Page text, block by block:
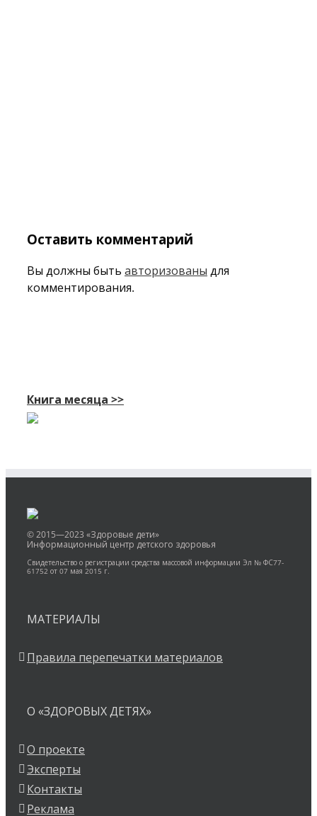
Оставить комментарий
Вы должны быть авторизованы для
комментирования.
Книга месяца >>
© 2015—2023 «Здоровые дети»
Информационный центр детского здоровья
Свидетельство о регистрации средства массовой информации Эл № ФС77-
61752 от 07 мая 2015 г.
МАТЕРИАЛЫ
Правила перепечатки материалов
О «ЗДОРОВЫХ ДЕТЯХ»
О проекте
Эксперты
Контакты
Реклама